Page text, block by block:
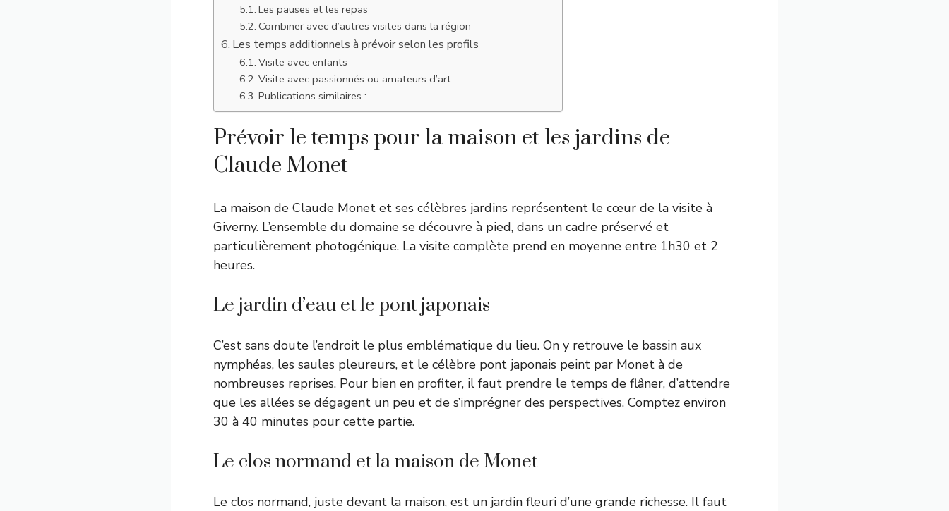
Les pauses et les repas
Combiner avec d’autres visites dans la région
Les temps additionnels à prévoir selon les profils
Visite avec enfants
Visite avec passionnés ou amateurs d’art
Publications similaires :
Prévoir le temps pour la maison et les jardins de
Claude Monet
La maison de Claude Monet et ses célèbres jardins représentent le cœur de la visite à
Giverny. L’ensemble du domaine se découvre à pied, dans un cadre préservé et
particulièrement photogénique. La visite complète prend en moyenne entre 1h30 et 2
heures.
Le jardin d’eau et le pont japonais
C’est sans doute l’endroit le plus emblématique du lieu. On y retrouve le bassin aux
nymphéas, les saules pleureurs, et le célèbre pont japonais peint par Monet à de
nombreuses reprises. Pour bien en profiter, il faut prendre le temps de flâner, d’attendre
que les allées se dégagent un peu et de s’imprégner des perspectives. Comptez environ
30 à 40 minutes pour cette partie.
Le clos normand et la maison de Monet
Le clos normand, juste devant la maison, est un jardin fleuri d’une grande richesse. Il faut